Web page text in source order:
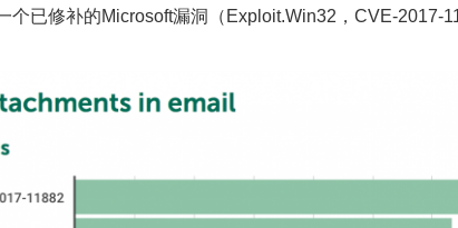
个已修补的Microsoft漏洞 （ Exploit.Win32，CVE-2017-